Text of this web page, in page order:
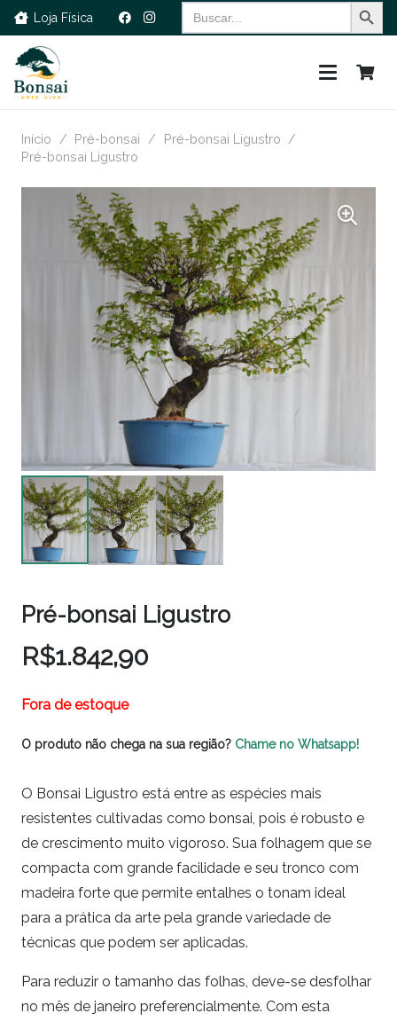
Loja Física
Search
for:
Início / Pré-bonsai / Pré-bonsai Ligustro /
Pré-bonsai Ligustro
Pré-bonsai Ligustro
R$1.842,90
Fora de estoque
O produto não chega na sua região? Chame no Whatsapp!
O Bonsai Ligustro está entre as espécies mais
resistentes cultivadas como bonsai, pois é robusto e
de crescimento muito vigoroso. Sua folhagem que se
compacta com grande facilidade e seu tronco com
madeira forte que permite entalhes o tonam ideal
para a prática da arte pela grande variedade de
técnicas que podem ser aplicadas.
Para reduzir o tamanho das folhas, deve-se desfolhar
no mês de janeiro preferencialmente. Com esta